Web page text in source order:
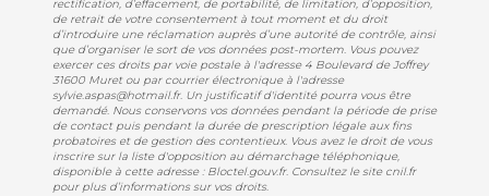
rectification, d’effacement, de portabilité, de limitation, d’opposition,
de retrait de votre consentement à tout moment et du droit
d’introduire une réclamation auprès d’une autorité de contrôle, ainsi
que d’organiser le sort de vos données post-mortem. Vous pouvez
exercer ces droits par voie postale à l'adresse 4 Boulevard de Joffrey
31600 Muret ou par courrier électronique à l'adresse
sylvie.aspas@hotmail.fr. Un justificatif d'identité pourra vous être
demandé. Nous conservons vos données pendant la période de prise
de contact puis pendant la durée de prescription légale aux fins
probatoires et de gestion des contentieux. Vous avez le droit de vous
inscrire sur la liste d'opposition au démarchage téléphonique,
disponible à cette adresse : Bloctel.gouv.fr. Consultez le site cnil.fr
pour plus d’informations sur vos droits.